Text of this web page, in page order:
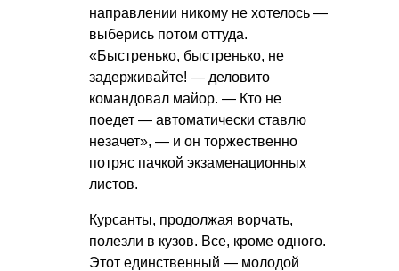
направлении никому не хотелось —
выберись потом оттуда.
«Быстренько, быстренько, не
задерживайте! — деловито
командовал майор. — Кто не
поедет — автоматически ставлю
незачет», — и он торжественно
потряс пачкой экзаменационных
листов.
Курсанты, продолжая ворчать,
полезли в кузов. Все, кроме одного.
Этот единственный — молодой